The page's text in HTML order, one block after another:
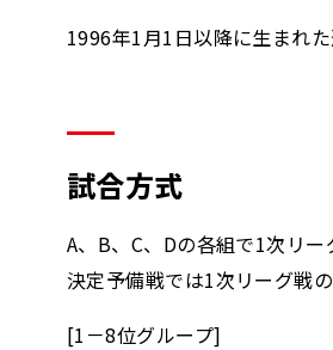
1996年1月1日以降に生まれた
試合方式
A、B、C、Dの各組で1次リ
決定予備戦では1次リーグ戦
[1－8位グループ]